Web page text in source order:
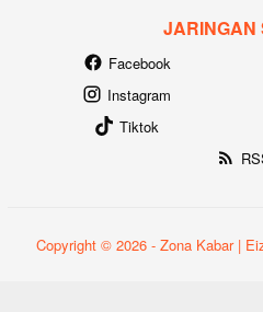
JARINGAN
Facebook
Instagram
Tiktok
Copyright © 2026 - Zona Kabar |